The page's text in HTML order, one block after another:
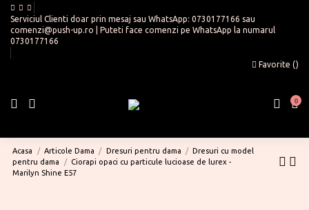
Serviciul Clienti doar prin mesaj sau WhatsApp: 0730177166 sau
comenzi@push-up.ro | Puteti face comenzi pe WhatsApp la numarul
0730177166
Favorite ()
0
Acasa Articole Dama Dresuri pentru dama
Dresuri cu model
pentru dama
Ciorapi opaci cu particule lucioase de lurex -
Marilyn Shine E57